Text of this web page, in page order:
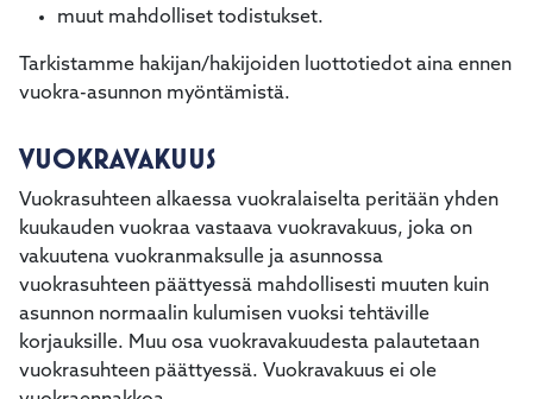
muut mahdolliset todistukset.
Tarkistamme hakijan/hakijoiden luottotiedot aina ennen
vuokra-asunnon myöntämistä.
VUOKRAVAKUUS
Vuokrasuhteen alkaessa vuokralaiselta peritään yhden
kuukauden vuokraa vastaava vuokravakuus, joka on
vakuutena vuokranmaksulle ja asunnossa
vuokrasuhteen päättyessä mahdollisesti muuten kuin
asunnon normaalin kulumisen vuoksi tehtäville
korjauksille. Muu osa vuokravakuudesta palautetaan
vuokrasuhteen päättyessä. Vuokravakuus ei ole